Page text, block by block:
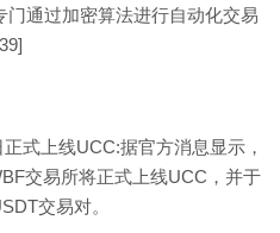
门通过加密算法进行自动化交易
式上线UCC:据官方消息显示，
交易所将正式上线UCC，并于
交易对。